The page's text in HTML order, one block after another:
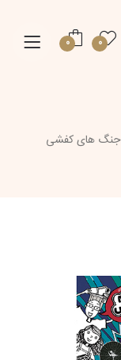
0
0
جنگ های کفشی